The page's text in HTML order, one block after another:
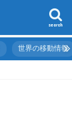
search
世界の移動情報